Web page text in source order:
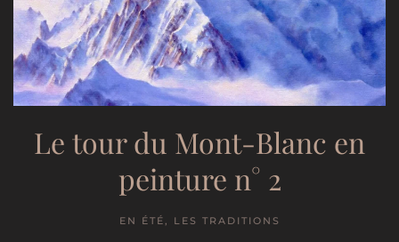
Le tour du Mont-Blanc en
peinture n° 2
EN ÉTÉ, LES TRADITIONS